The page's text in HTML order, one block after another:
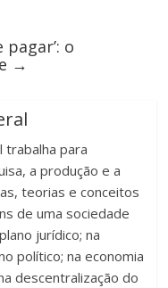
o
→
para
a produção e a
teorias e conceitos
de uma sociedade
jurídico; na
político; na economia
descentralização do